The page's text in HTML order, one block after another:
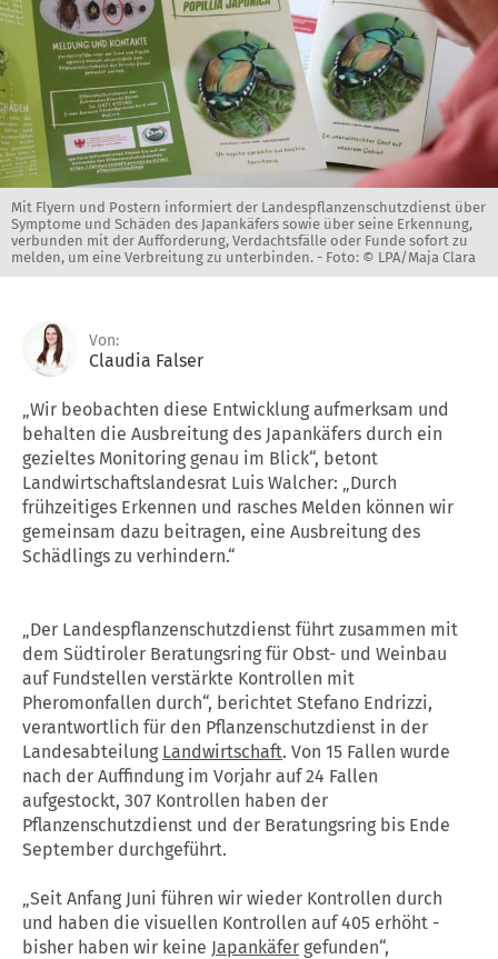
Mit Flyern und Postern informiert der Landespflanzenschutzdienst über
Symptome und Schäden des Japankäfers sowie über seine Erkennung,
verbunden mit der Aufforderung, Verdachtsfälle oder Funde sofort zu
melden, um eine Verbreitung zu unterbinden. - Foto: © LPA/Maja Clara
Von:
Claudia Falser
„Wir beobachten diese Entwicklung aufmerksam und
behalten die Ausbreitung des Japankäfers durch ein
gezieltes Monitoring genau im Blick“, betont
Landwirtschaftslandesrat Luis Walcher: „Durch
frühzeitiges Erkennen und rasches Melden können wir
gemeinsam dazu beitragen, eine Ausbreitung des
Schädlings zu verhindern.“
„Der Landespflanzenschutzdienst führt zusammen mit
dem Südtiroler Beratungsring für Obst- und Weinbau
auf Fundstellen verstärkte Kontrollen mit
Pheromonfallen durch“, berichtet Stefano Endrizzi,
verantwortlich für den Pflanzenschutzdienst in der
Landesabteilung Landwirtschaft. Von 15 Fallen wurde
nach der Auffindung im Vorjahr auf 24 Fallen
aufgestockt, 307 Kontrollen haben der
Pflanzenschutzdienst und der Beratungsring bis Ende
September durchgeführt.
„Seit Anfang Juni führen wir wieder Kontrollen durch
und haben die visuellen Kontrollen auf 405 erhöht -
bisher haben wir keine Japankäfer gefunden“,